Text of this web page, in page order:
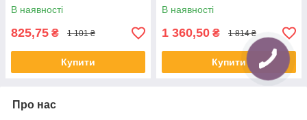
В наявності
825,75 ₴ 1 101 ₴
Купити
В наявності
1 360,50 ₴ 1 814 ₴
Купити
Про нас